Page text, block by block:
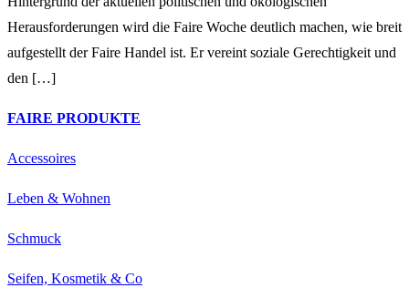
Herausforderungen wird die Faire Woche deutlich machen, wie breit
aufgestellt der Faire Handel ist. Er vereint soziale Gerechtigkeit und
den […]
FAIRE PRODUKTE
Accessoires
Leben & Wohnen
Schmuck
Seifen, Kosmetik & Co